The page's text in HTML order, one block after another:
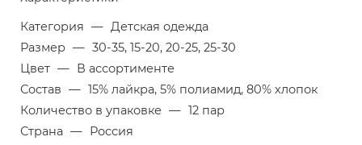
Категория — Детская одежда
Размер — 30-35, 15-20, 20-25, 25-30
Цвет — В ассортименте
Состав — 15% лайкра, 5% полиамид, 80% хлопок
Количество в упаковке — 12 пар
Страна — Россия